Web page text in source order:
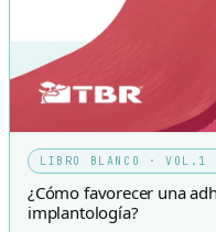
LIBRO BLANCO ·
¿Cómo favorecer una
implantología?